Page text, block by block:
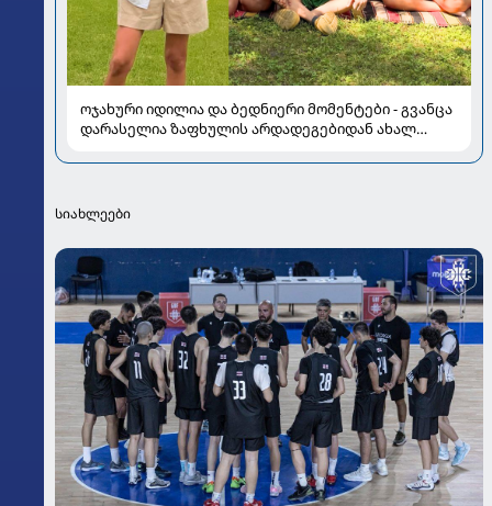
ოჯახური იდილია და ბედნიერი მომენტები - გვანცა
დარასელია ზაფხულის არდადეგებიდან ახალ
სიახლეები